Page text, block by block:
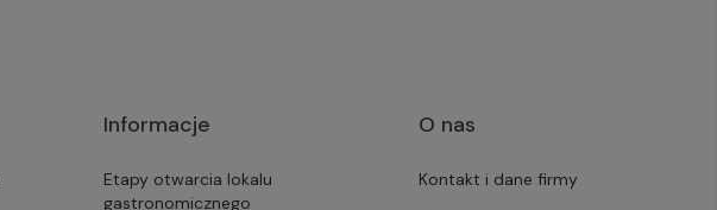
Informacje
Etapy otwarcia lokalu
gastronomicznego
O nas
Kontakt i dane firmy